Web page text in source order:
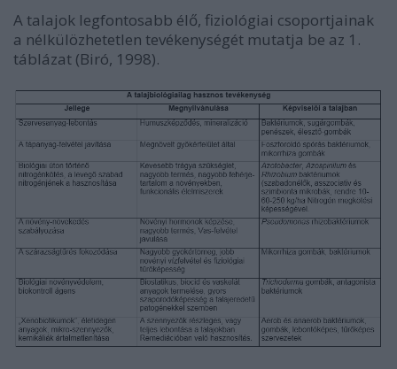
A talajok legfontosabb élő, fiziológiai csoportjainak
a nélkülözhetetlen tevékenységét mutatja be az 1.
táblázat (Biró, 1998).